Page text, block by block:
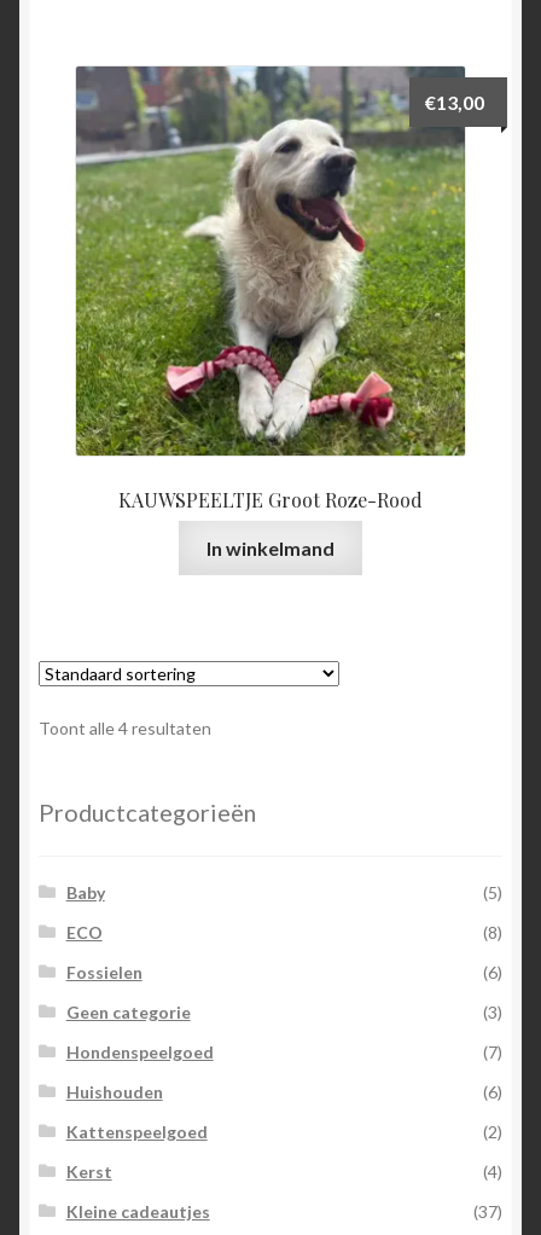
KAUWSPEELTJE Groot Roze-Rood
€13,00
In winkelmand
Toont alle 4 resultaten
Productcategorieën
Baby
(5)
ECO
(8)
Fossielen
(6)
Geen categorie
(3)
Hondenspeelgoed
(7)
Huishouden
(6)
Kattenspeelgoed
(2)
Kerst
(4)
Kleine cadeautjes
(37)